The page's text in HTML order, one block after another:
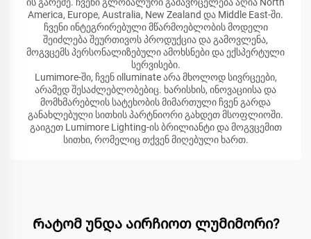
America, Europe, Australia, New Zealand და Middle East-ში.
ჩვენი ინტეგრირებული მწარმოებლობის მოდელი
შეიძლება შეურთივოს პროდუქცია და გამოვლენა,
მოგვცემს პერსონალიზებული ამოხსნები და ექსპერტული
სერვისები.
Lumimore-ში, ჩვენ იlluminate არა მხოლოდ სივრცეები,
არამედ შესაძლებლობებიც. ხარისხის, ინოვაციისა და
მომხმარებლის სატეხობის მიმართული ჩვენ გარდა
განახლებული სითხის პარტნიორი გახდეთ მსოფლიოში.
გაიგეთ Lumimore Lighting-ის ბრილიანტი და მოგვცემით
სითხი, რომელიც თქვენ მიღებული ხართ.
Რატომ უნდა აირჩიოთ ლუმიმორი?